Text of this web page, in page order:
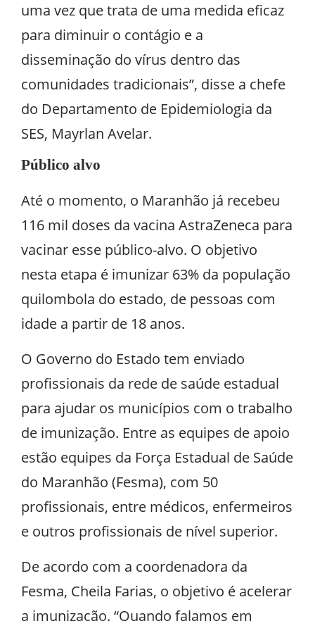
uma vez que trata de uma medida eficaz
para diminuir o contágio e a
disseminação do vírus dentro das
comunidades tradicionais”, disse a chefe
do Departamento de Epidemiologia da
SES, Mayrlan Avelar.
Público alvo
Até o momento, o Maranhão já recebeu
116 mil doses da vacina AstraZeneca para
vacinar esse público-alvo. O objetivo
nesta etapa é imunizar 63% da população
quilombola do estado, de pessoas com
idade a partir de 18 anos.
O Governo do Estado tem enviado
profissionais da rede de saúde estadual
para ajudar os municípios com o trabalho
de imunização. Entre as equipes de apoio
estão equipes da Força Estadual de Saúde
do Maranhão (Fesma), com 50
profissionais, entre médicos, enfermeiros
e outros profissionais de nível superior.
De acordo com a coordenadora da
Fesma, Cheila Farias, o objetivo é acelerar
a imunização. “Quando falamos em